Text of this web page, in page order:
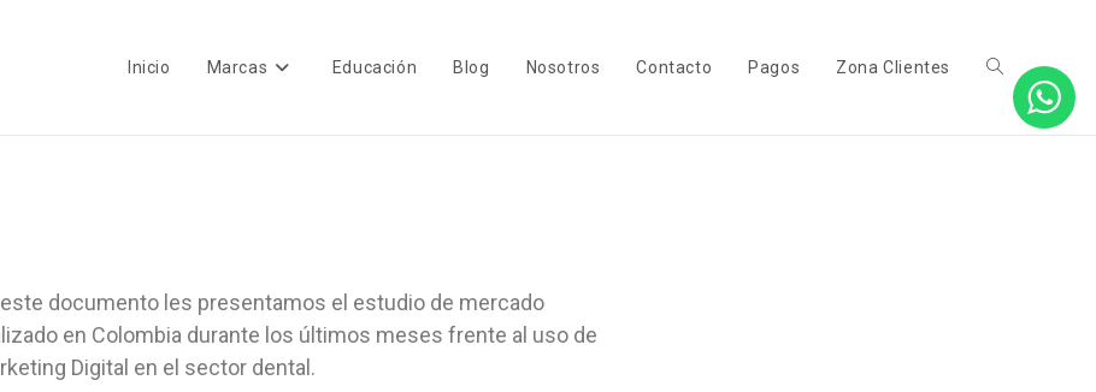
Inicio Marcas Educación Blog Nosotros Contacto Pagos Zona Clientes
este documento les presentamos el estudio de mercado
en Colombia durante los últimos meses frente al uso de
Digital en el sector dental.